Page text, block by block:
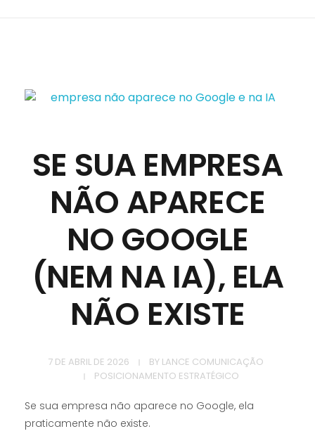
SE SUA EMPRESA
NÃO APARECE
NO GOOGLE
(NEM NA IA), ELA
NÃO EXISTE
7 DE ABRIL DE 2026 BY LANCE COMUNICAÇÃO
POSICIONAMENTO ESTRATÉGICO
Se sua empresa não aparece no Google, ela
praticamente não existe.